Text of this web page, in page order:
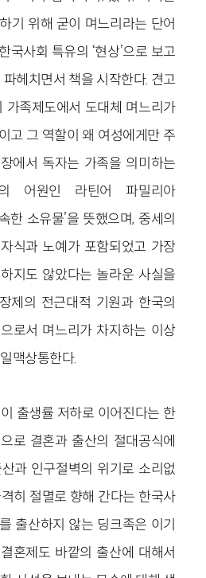
기 위해 굳이 며느리라는 단어
국사회 특유의 ‘현상’으로 보고
헤치면서 책을 시작한다. 견고
가족제도에서 도대체 며느리가
고 그 역할이 왜 여성에게만 주
에서 독자는 가족을 의미하는
어원인 라틴어 파밀리아
한 소유물’을 뜻했으며, 중세의
식과 노예가 포함되었고 가장
지도 않았다는 놀라운 사실을
제의 전근대적 기원과 한국의
로서 며느리가 차지하는 이상
맥상통한다.
출생률 저하로 이어진다는 한
로 결혼과 출산의 절대공식에
과 인구절벽의 위기로 소리없
히 절멸로 향해 간다는 한국사
출산하지 않는 딩크족은 이기
혼제도 바깥의 출산에 대해서